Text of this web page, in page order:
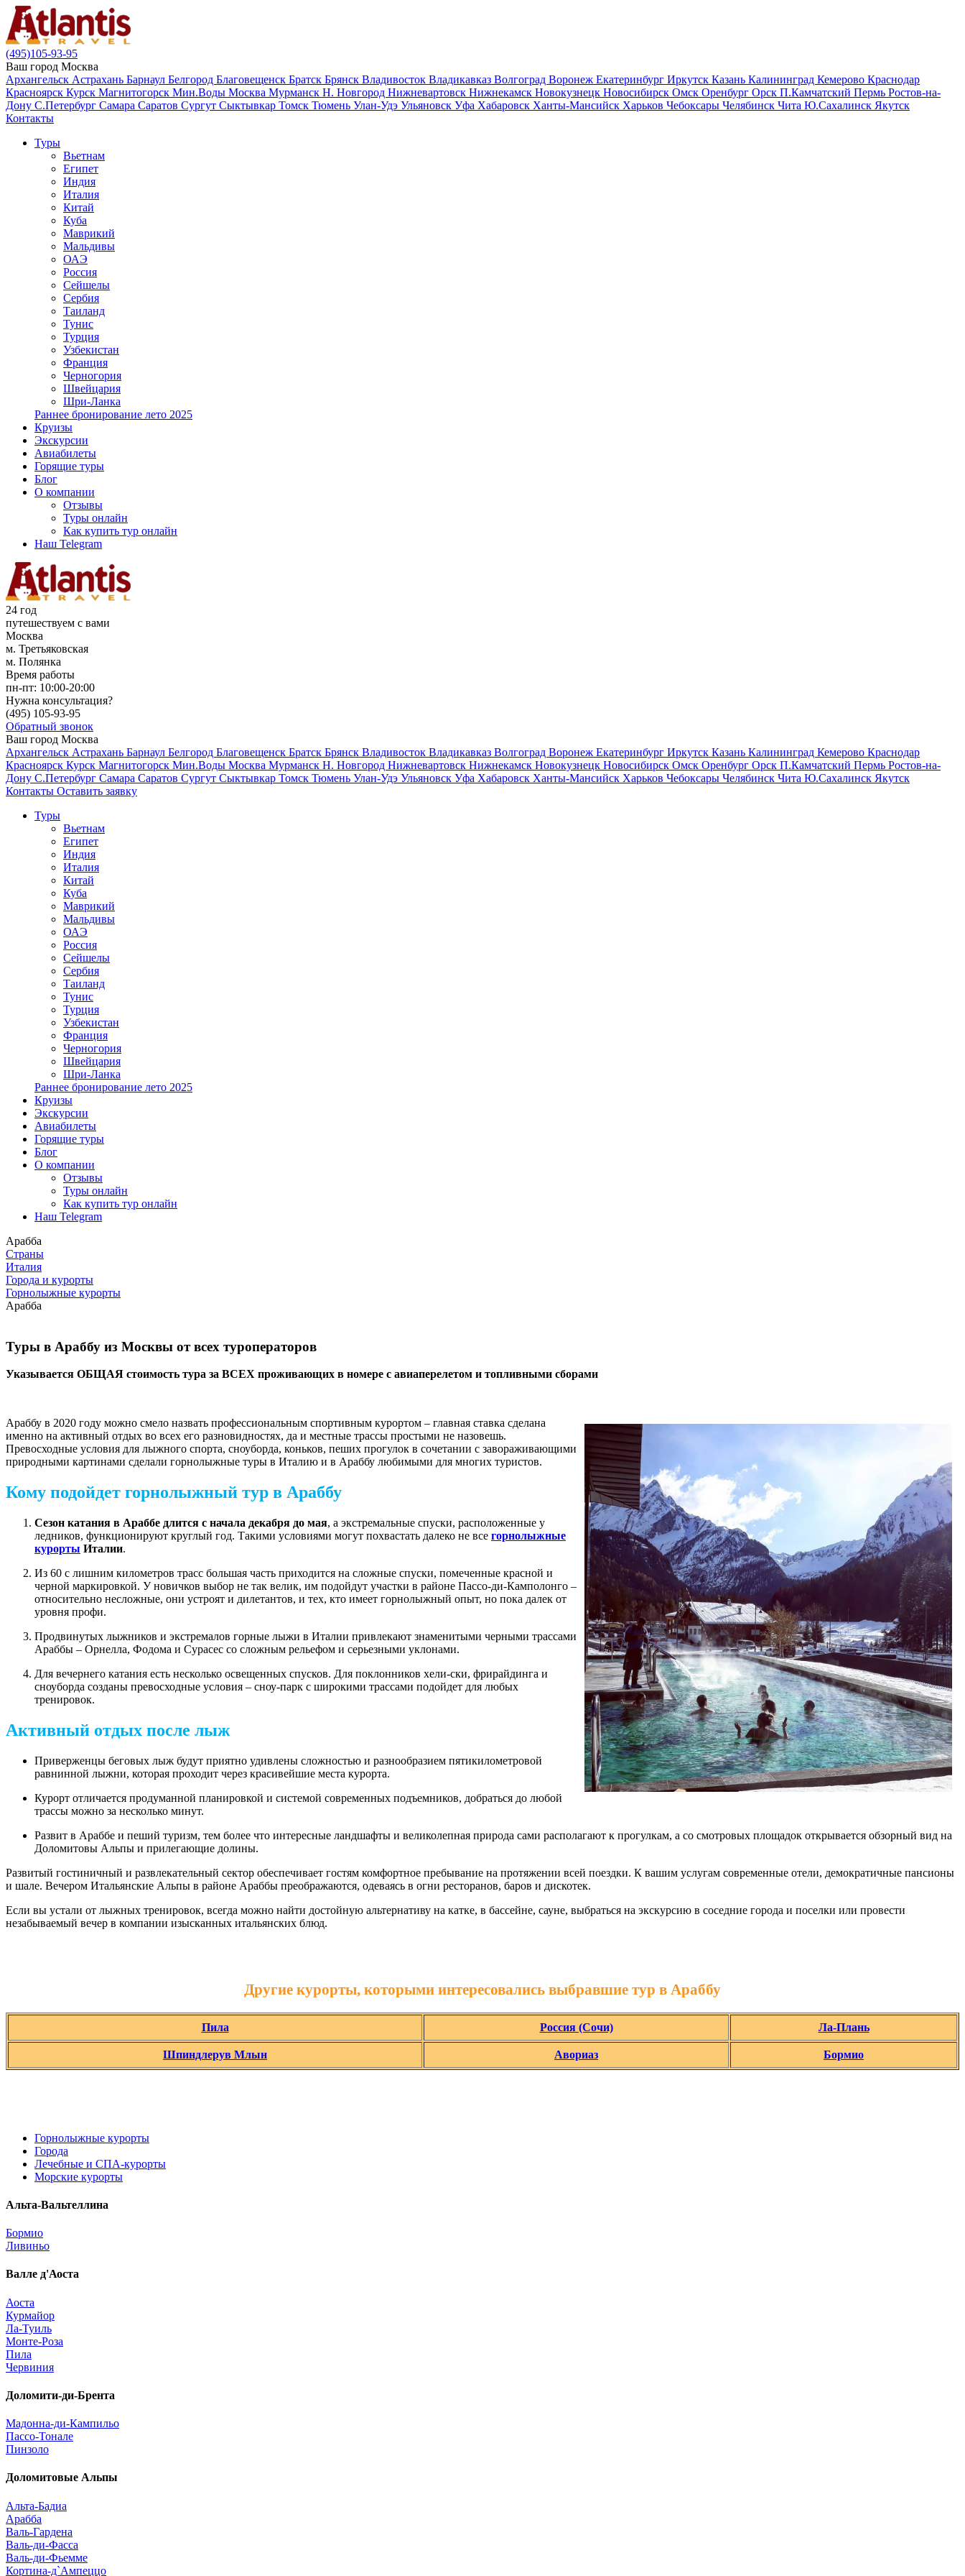
(495)105-93-95
Ваш город Москва
Архангельск Астрахань Барнаул Белгород Благовещенск Братск Брянск Владивосток Владикавказ Волгоград Воронеж Екатеринбург Иркутск Казань Калининград Кемерово Краснодар
Красноярск Курск Магнитогорск Мин.Воды Москва Мурманск Н. Новгород Нижневартовск Нижнекамск Новокузнецк Новосибирск Омск Оренбург Орск П.Камчатский Пермь Ростов-на-
Дону С.Петербург Самара Саратов Сургут Сыктывкар Томск Тюмень Улан-Удэ Ульяновск Уфа Хабаровск Ханты-Мансийск Харьков Чебоксары Челябинск Чита Ю.Сахалинск Якутск
Контакты
Туры
Вьетнам
Египет
Индия
Италия
Китай
Куба
Маврикий
Мальдивы
ОАЭ
Россия
Сейшелы
Сербия
Таиланд
Тунис
Турция
Узбекистан
Франция
Черногория
Швейцария
Шри-Ланка
Раннее бронирование лето 2025
Круизы
Экскурсии
Авиабилеты
Горящие туры
Блог
О компании
Отзывы
Туры онлайн
Как купить тур онлайн
Наш Telegram
24 год
путешествуем с вами
Москва
м. Третьяковская
м. Полянка
Время работы
пн-пт: 10:00-20:00
Нужна консультация?
(495) 105-93-95
Обратный звонок
Ваш город Москва
Архангельск Астрахань Барнаул Белгород Благовещенск Братск Брянск Владивосток Владикавказ Волгоград Воронеж Екатеринбург Иркутск Казань Калининград Кемерово Краснодар
Красноярск Курск Магнитогорск Мин.Воды Москва Мурманск Н. Новгород Нижневартовск Нижнекамск Новокузнецк Новосибирск Омск Оренбург Орск П.Камчатский Пермь Ростов-на-
Дону С.Петербург Самара Саратов Сургут Сыктывкар Томск Тюмень Улан-Удэ Ульяновск Уфа Хабаровск Ханты-Мансийск Харьков Чебоксары Челябинск Чита Ю.Сахалинск Якутск
Контакты Оставить заявку
Туры
Вьетнам
Египет
Индия
Италия
Китай
Куба
Маврикий
Мальдивы
ОАЭ
Россия
Сейшелы
Сербия
Таиланд
Тунис
Турция
Узбекистан
Франция
Черногория
Швейцария
Шри-Ланка
Раннее бронирование лето 2025
Круизы
Экскурсии
Авиабилеты
Горящие туры
Блог
О компании
Отзывы
Туры онлайн
Как купить тур онлайн
Наш Telegram
Арабба
Страны
Италия
Города и курорты
Горнолыжные курорты
Арабба
Туры в Араббу из Москвы от всех туроператоров
Указывается ОБЩАЯ стоимость тура за ВСЕХ проживающих в номере с авиаперелетом и топливными сборами
Араббу в 2020 году можно смело назвать профессиональным спортивным курортом – главная ставка сделана
именно на активный отдых во всех его разновидностях, да и местные трассы простыми не назовешь.
Превосходные условия для лыжного спорта, сноуборда, коньков, пеших прогулок в сочетании с завораживающими
природными картинами сделали горнолыжные туры в Италию и в Араббу любимыми для многих туристов.
Кому подойдет горнолыжный тур в Араббу
Сезон катания в Араббе длится с начала декабря до мая, а экстремальные спуски, расположенные у
ледников, функционируют круглый год. Такими условиями могут похвастать далеко не все горнолыжные
курорты Италии.
Из 60 с лишним километров трасс большая часть приходится на сложные спуски, помеченные красной и
черной маркировкой. У новичков выбор не так велик, им подойдут участки в районе Пассо-ди-Камполонго –
относительно несложные, они устроят и дилетантов, и тех, кто имеет горнолыжный опыт, но пока далек от
уровня профи.
Продвинутых лыжников и экстремалов горные лыжи в Италии привлекают знаменитыми черными трассами
Араббы – Орнелла, Фодома и Сурасес со сложным рельефом и серьезными уклонами.
Для вечернего катания есть несколько освещенных спусков. Для поклонников хели-ски, фрирайдинга и
сноуборда созданы превосходные условия – сноу-парк с широкими трассами подойдет для любых
тренировок.
Активный отдых после лыж
Приверженцы беговых лыж будут приятно удивлены сложностью и разнообразием пятикилометровой
равнинной лыжни, которая проходит через красивейшие места курорта.
Курорт отличается продуманной планировкой и системой современных подъемников, добраться до любой
трассы можно за несколько минут.
Развит в Араббе и пеший туризм, тем более что интересные ландшафты и великолепная природа сами располагают к прогулкам, а со смотровых площадок открывается обзорный вид на
Доломитовы Альпы и прилегающие долины.
Развитый гостиничный и развлекательный сектор обеспечивает гостям комфортное пребывание на протяжении всей поездки. К вашим услугам современные отели, демократичные пансионы
и шале. Вечером Итальянские Альпы в районе Араббы преображаются, одеваясь в огни ресторанов, баров и дискотек.
Если вы устали от лыжных тренировок, всегда можно найти достойную альтернативу на катке, в бассейне, сауне, выбраться на экскурсию в соседние города и поселки или провести
незабываемый вечер в компании изысканных итальянских блюд.
Другие курорты, которыми интересовались выбравшие тур в Араббу
Пила Россия (Сочи) Ла-Плань
Шпиндлерув Млын Авориаз Бормио
Горнолыжные курорты
Города
Лечебные и СПА-курорты
Морские курорты
Альта-Вальтеллина
Бормио
Ливиньо
Валле д'Аоста
Аоста
Курмайор
Ла-Туиль
Монте-Роза
Пила
Червиния
Доломити-ди-Брента
Мадонна-ди-Кампильо
Пассо-Тонале
Пинзоло
Доломитовые Альпы
Альта-Бадиа
Арабба
Валь-Гардена
Валь-ди-Фасса
Валь-ди-Фьемме
Кортина-д`Ампеццо